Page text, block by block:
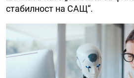
стабилност на САЩ“.